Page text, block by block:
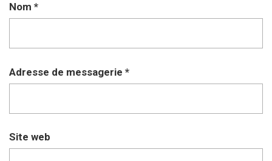
Nom *
Adresse de messagerie *
Site web